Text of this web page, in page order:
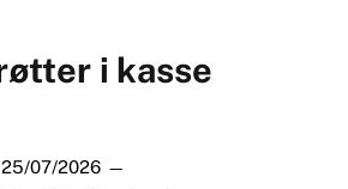
i kasse
25/07/2026